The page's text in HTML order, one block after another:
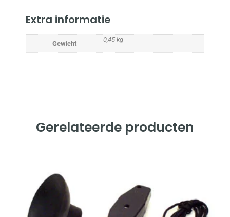
Extra informatie
Gewicht
0,45 kg
Gerelateerde producten